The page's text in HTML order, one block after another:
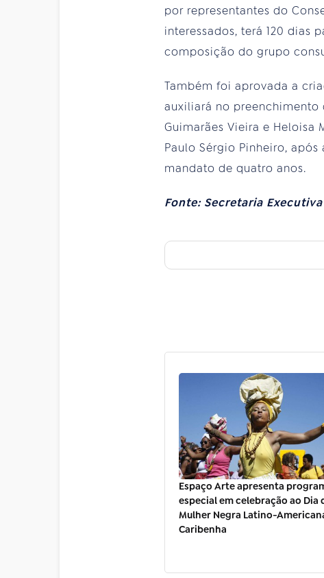
por representantes do
interessados, terá 120 dias
composição do grupo
Também foi aprovada a
auxiliará no preenchimento
Guimarães Vieira e Heloisa
Paulo Sérgio Pinheiro,
mandato de quatro anos.
Fonte: Secretaria
Espaço Arte apresenta
especial em celebração ao Dia
Mulher Negra Latino-
Caribenha